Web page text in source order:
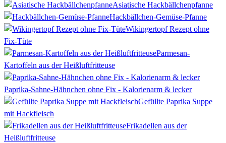
Asiatische Hackbällchenpfanne
Hackbällchen-Gemüse-Pfanne
Wikingertopf Rezept ohne
Fix-Tüte
Parmesan-
Kartoffeln aus der Heißluftfritteuse
Paprika-Sahne-Hähnchen ohne Fix - Kalorienarm & lecker
Gefüllte Paprika Suppe
mit Hackfleisch
Frikadellen aus der
Heißluftfritteuse